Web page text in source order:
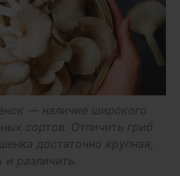
— наличие широкого
сортов. Отличить гриб
достаточно крупная,
и различить.